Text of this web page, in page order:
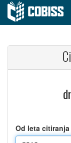
Od leta citiranja